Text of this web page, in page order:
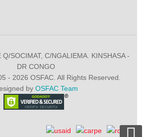
SOCIMAT, C/NGALIEMA. KINSHASA -
DR CONGO
- 2026 OSFAC. All Rights Reserved.
by OSFAC Team